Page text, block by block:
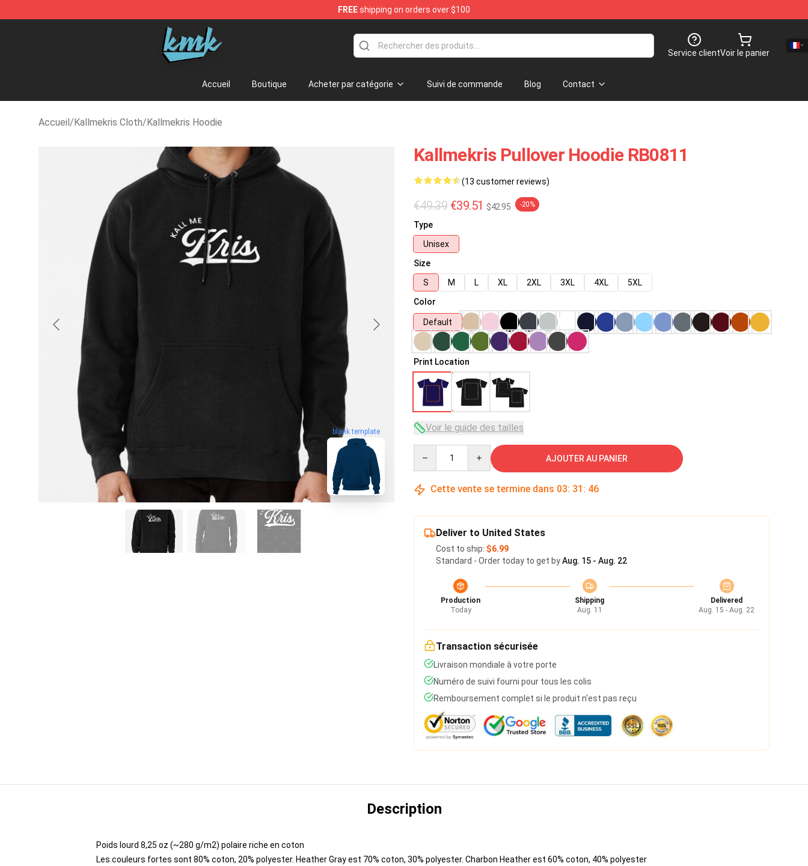
FREEshipping on orders over $100
KallMeKris Store - Official KallMeKris Merchandise Shop
Service clientVoir le panier
Accueil Boutique Acheter par catégorie Suivi de commande Blog Contact
Accueil/Kallmekris Cloth/Kallmekris Hoodie
blank template
Kallmekris Pullover Hoodie RB0811
(13 customer reviews)
€49.39 €39.51 $42.95 -20%
Type
Unisex
Size
S
M L XL 2XL 3XL 4XL
5XL
Color
Default
Print Location
Voir le guide des tailles
AJOUTER AU PANIER
Cette vente se termine dans 03: 31 : 45
Deliver to United States
Cost to ship: $6.99
Standard - Order today to get byAug. 15 - Aug. 22
Production
Today
Shipping
Aug. 11
Delivered
Aug. 15 - Aug. 22
Transaction sécurisée
Livraison mondiale à votre porte
Numéro de suivi fourni pour tous les colis
Remboursement complet si le produit n'est pas reçu
Description
Poids lourd 8,25 oz (~280 g/m2) polaire riche en coton
Les couleurs fortes sont 80% coton, 20% polyester. Heather Gray est 70% coton, 30% polyester. Charbon Heather est 60% coton, 40% polyester